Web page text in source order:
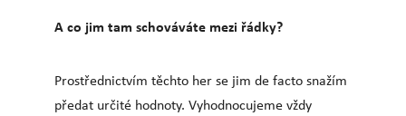
A co jim tam schováváte mezi řádky?
Prostřednictvím těchto her se jim de facto snažím
předat určité hodnoty. Vyhodnocujeme vždy